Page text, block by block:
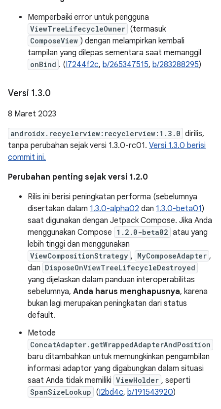
Memperbaiki error untuk pengguna
ViewTreeLifecycleOwner (termasuk
ComposeView ) dengan melampirkan kembali
tampilan yang dilepas sementara saat memanggil
onBind . (I7244f2c, b/265347515, b/283288295)
Versi 1.3.0
8 Maret 2023
androidx.recyclerview:recyclerview:1.3.0 dirilis,
tanpa perubahan sejak versi 1.3.0-rc01. Versi 1.3.0 berisi
commit ini.
Perubahan penting sejak versi 1.2.0
Rilis ini berisi peningkatan performa (sebelumnya
disertakan dalam 1.3.0-alpha02 dan 1.3.0-beta01)
saat digunakan dengan Jetpack Compose. Jika Anda
menggunakan Compose 1.2.0-beta02 atau yang
lebih tinggi dan menggunakan
ViewCompositionStrategy , MyComposeAdapter ,
dan DisposeOnViewTreeLifecycleDestroyed
yang dijelaskan dalam panduan interoperabilitas
sebelumnya, Anda harus menghapusnya, karena
bukan lagi merupakan peningkatan dari status
default.
Metode
ConcatAdapter.getWrappedAdapterAndPosition
baru ditambahkan untuk memungkinkan pengambilan
informasi adaptor yang digabungkan dalam situasi
saat Anda tidak memiliki ViewHolder , seperti
SpanSizeLookup (I2bd4c, b/191543920)